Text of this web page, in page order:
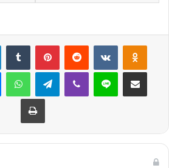
LinkedInTumblr PinterestReddit VKontakte
MessengerWhatsAppTelegramViber Line E-Posta ile
Yazdır